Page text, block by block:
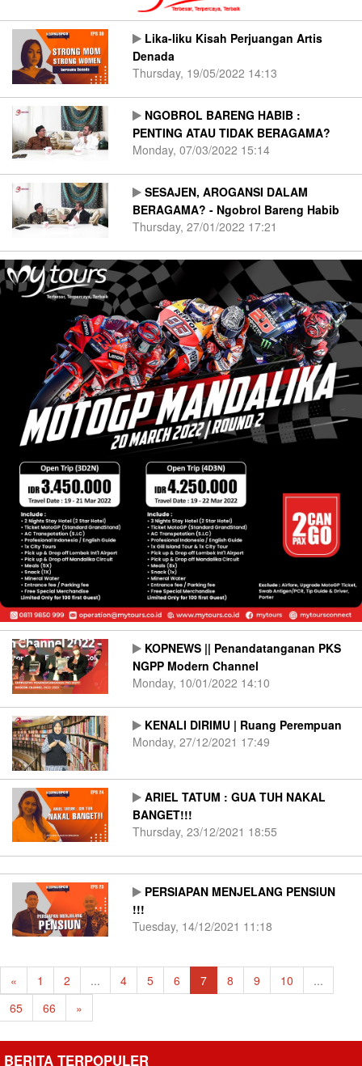
Lika-liku Kisah Perjuangan Artis
Denada
Thursday, 19/05/2022 14:13
NGOBROL BARENG HABIB :
PENTING ATAU TIDAK BERAGAMA?
Monday, 07/03/2022 15:14
SESAJEN, AROGANSI DALAM
BERAGAMA? - Ngobrol Bareng Habib
Thursday, 27/01/2022 17:21
KOPNEWS || Penandatanganan PKS
NGPP Modern Channel
Monday, 10/01/2022 14:10
KENALI DIRIMU | Ruang Perempuan
Monday, 27/12/2021 17:49
ARIEL TATUM : GUA TUH NAKAL
BANGET!!!
Thursday, 23/12/2021 18:55
PERSIAPAN MENJELANG PENSIUN
!!!
Tuesday, 14/12/2021 11:18
« 1 2 ... 4 5 6 7 8 9 10
...
65
66 »
BERITA TERPOPULER